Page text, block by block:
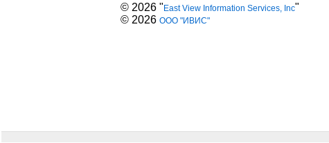
© 2026 " East View Information Services, Inc"
© 2026ООО "ИВИС"